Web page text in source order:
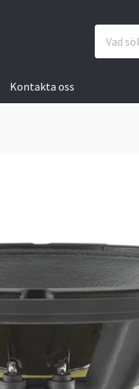
Kontakta oss